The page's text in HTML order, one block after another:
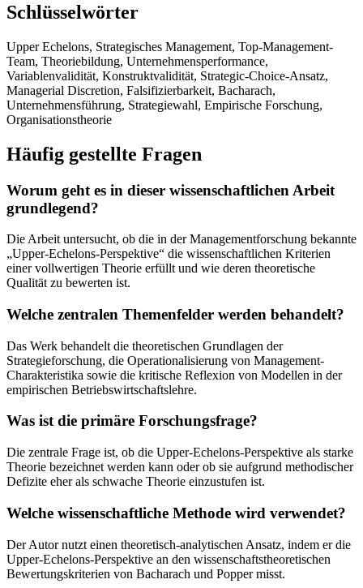
Schlüsselwörter
Upper Echelons, Strategisches Management, Top-Management-
Team, Theoriebildung, Unternehmensperformance,
Variablenvalidität, Konstruktvalidität, Strategic-Choice-Ansatz,
Managerial Discretion, Falsifizierbarkeit, Bacharach,
Unternehmensführung, Strategiewahl, Empirische Forschung,
Organisationstheorie
Häufig gestellte Fragen
Worum geht es in dieser wissenschaftlichen Arbeit
grundlegend?
Die Arbeit untersucht, ob die in der Managementforschung bekannte
„Upper-Echelons-Perspektive“ die wissenschaftlichen Kriterien
einer vollwertigen Theorie erfüllt und wie deren theoretische
Qualität zu bewerten ist.
Welche zentralen Themenfelder werden behandelt?
Das Werk behandelt die theoretischen Grundlagen der
Strategieforschung, die Operationalisierung von Management-
Charakteristika sowie die kritische Reflexion von Modellen in der
empirischen Betriebswirtschaftslehre.
Was ist die primäre Forschungsfrage?
Die zentrale Frage ist, ob die Upper-Echelons-Perspektive als starke
Theorie bezeichnet werden kann oder ob sie aufgrund methodischer
Defizite eher als schwache Theorie einzustufen ist.
Welche wissenschaftliche Methode wird verwendet?
Der Autor nutzt einen theoretisch-analytischen Ansatz, indem er die
Upper-Echelons-Perspektive an den wissenschaftstheoretischen
Bewertungskriterien von Bacharach und Popper misst.